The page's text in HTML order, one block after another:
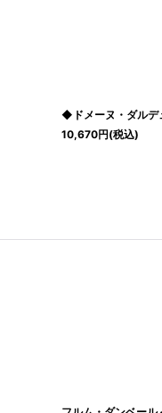
◆ドメーヌ・ダルデ
10,670円(税込)